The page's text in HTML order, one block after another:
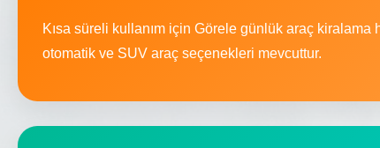
Kısa süreli kullanım için Görele günlük araç kiralama
otomatik ve SUV araç seçenekleri mevcuttur.